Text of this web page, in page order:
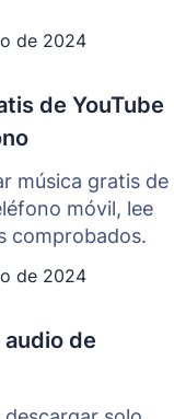
de 2024
de YouTube
música gratis de
móvil, lee
comprobados.
de 2024
de